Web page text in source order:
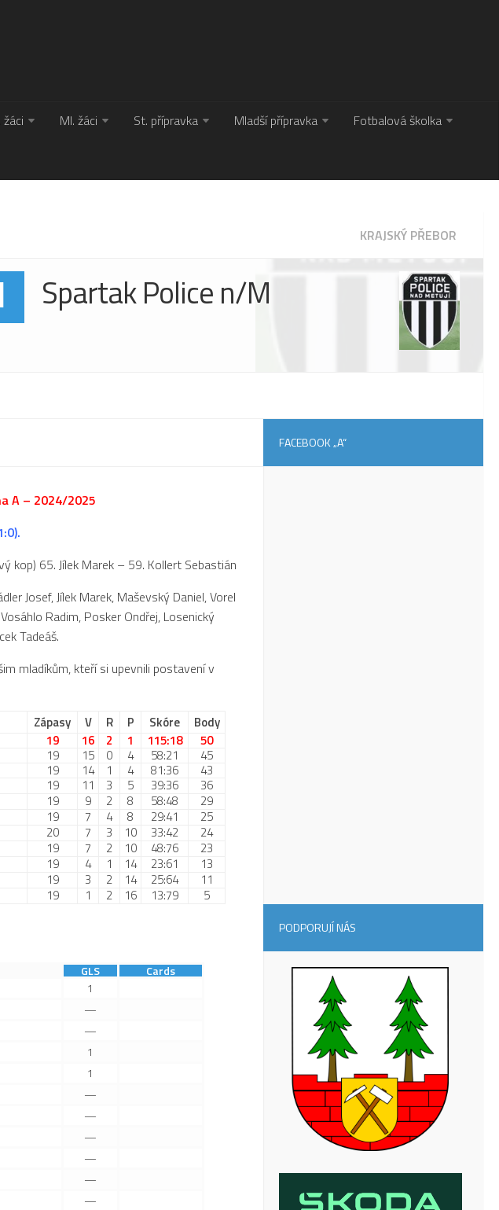
žáci Ml. žáci St. přípravka Mladší přípravka Fotbalová školka
KRAJSKÝ PŘEBOR
Spartak Police n/M
A – 2024/2025
kop) 65. Jílek Marek – 59. Kollert Sebastián
Josef, Jílek Marek, Maševský Daniel, Vorel
Radim, Posker Ondřej, Losenický
Tadeáš.
mladíkům, kteří si upevnili postavení v
Zápasy V R P Skóre
Body
19 16 2 1 115:18
50
19 15 0 4 58:21
45
19 14 1 4 81:36
43
19 11 3 5 39:36
36
19 9 2 8 58:48
29
19 7 4 8 29:41
25
20 7 3 10 33:42
24
19 7 2 10 48:76
23
19 4 1 14 23:61
13
19 3 2 14 25:64
11
19 1 2 16 13:79 5
GLS
Cards
1
—
—
1
1
—
—
—
—
—
—
FACEBOOK „A“
PODPORUJÍ NÁS